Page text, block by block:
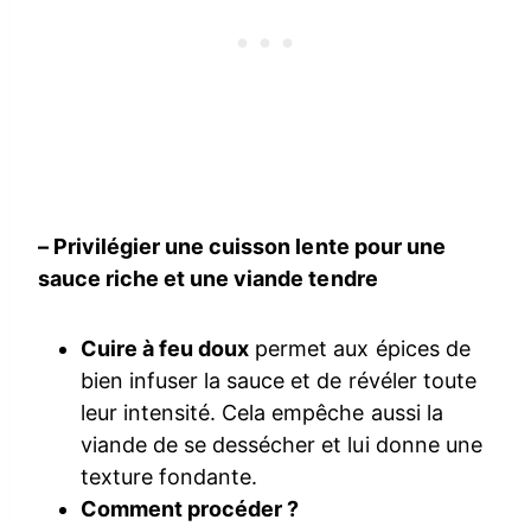
– Privilégier une cuisson lente pour une
sauce riche et une viande tendre
Cuire à feu doux permet aux épices de
bien infuser la sauce et de révéler toute
leur intensité. Cela empêche aussi la
viande de se dessécher et lui donne une
texture fondante.
Comment procéder ?